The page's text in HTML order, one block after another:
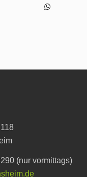
(nur vormittags)